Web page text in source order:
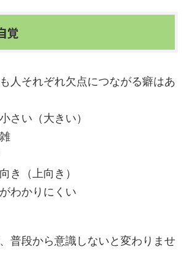
覚
人それぞれ欠点につながる癖はあ
さい（大きい）
き（上向き）
わかりにくい
普段から意識しないと変わりませ